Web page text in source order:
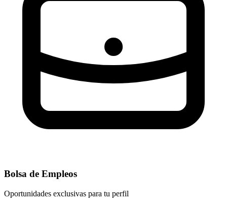
Bolsa de Empleos
Oportunidades exclusivas para tu perfil